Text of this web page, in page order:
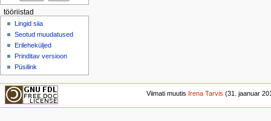
tööriistad
Lingid siia
Seotud muudatused
Erileheküljed
Prinditav versioon
Püsilink
Viimati muutis Irena Tarvis (31. jaanuar